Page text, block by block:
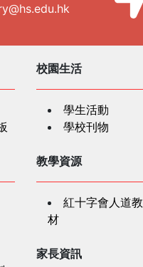
校園生活
學生活動
學校刊物
教學資源
紅十字會人道教
材
家長資訊